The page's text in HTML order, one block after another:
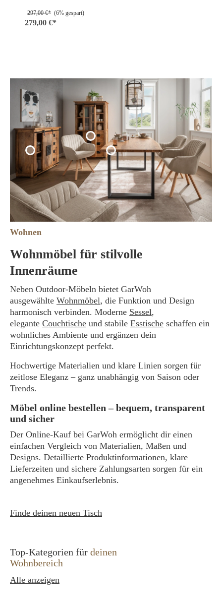
297,00 €* (6% gespart)
279,00 €*
Wohnen
Wohnmöbel für stilvolle
Innenräume
Neben Outdoor-Möbeln bietet GarWoh
ausgewählte Wohnmöbel, die Funktion und Design
harmonisch verbinden. Moderne Sessel,
elegante Couchtische und stabile Esstische schaffen ein
wohnliches Ambiente und ergänzen dein
Einrichtungskonzept perfekt.
Hochwertige Materialien und klare Linien sorgen für
zeitlose Eleganz – ganz unabhängig von Saison oder
Trends.
Möbel online bestellen – bequem, transparent
und sicher
Der Online-Kauf bei GarWoh ermöglicht dir einen
einfachen Vergleich von Materialien, Maßen und
Designs. Detaillierte Produktinformationen, klare
Lieferzeiten und sichere Zahlungsarten sorgen für ein
angenehmes Einkaufserlebnis.
Finde deinen neuen Tisch
Top-Kategorien für deinen
Wohnbereich
Alle anzeigen